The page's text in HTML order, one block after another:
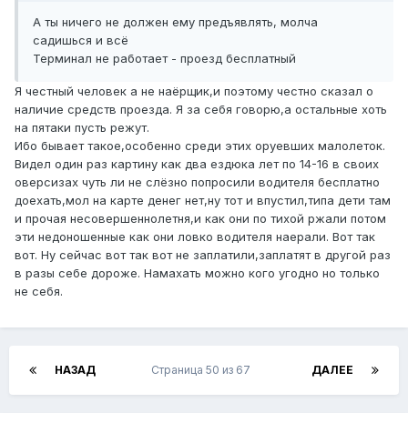
А ты ничего не должен ему предъявлять, молча
садишься и всё
Терминал не работает - проезд бесплатный
Я честный человек а не наёрщик,и поэтому честно сказал о
наличие средств проезда. Я за себя говорю,а остальные хоть
на пятаки пусть режут.
Ибо бывает такое,особенно среди этих оруевших малолеток.
Видел один раз картину как два ездюка лет по 14-16 в своих
оверсизах чуть ли не слёзно попросили водителя бесплатно
доехать,мол на карте денег нет,ну тот и впустил,типа дети там
и прочая несовершеннолетня,и как они по тихой ржали потом
эти недоношенные как они ловко водителя наерали. Вот так
вот. Ну сейчас вот так вот не заплатили,заплатят в другой раз
в разы себе дороже. Намахать можно кого угодно но только
не себя.
НАЗАД ДАЛЕЕ
Страница 50 из 67